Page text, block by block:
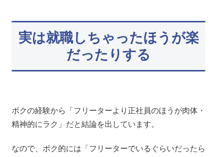
実は就職しちゃったほうが楽
だったりする
ボクの経験から「フリーターより正社員のほうが肉体・
精神的にラク」だと結論を出しています。
なので、ボク的には「フリーターでいるぐらいだったら